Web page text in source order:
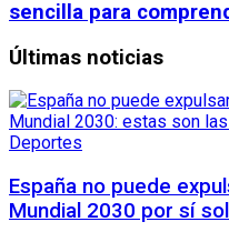
sencilla para
Últimas noticias
Deportes
España no puede
Mundial 2030 por sí